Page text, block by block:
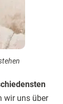
wir uns über